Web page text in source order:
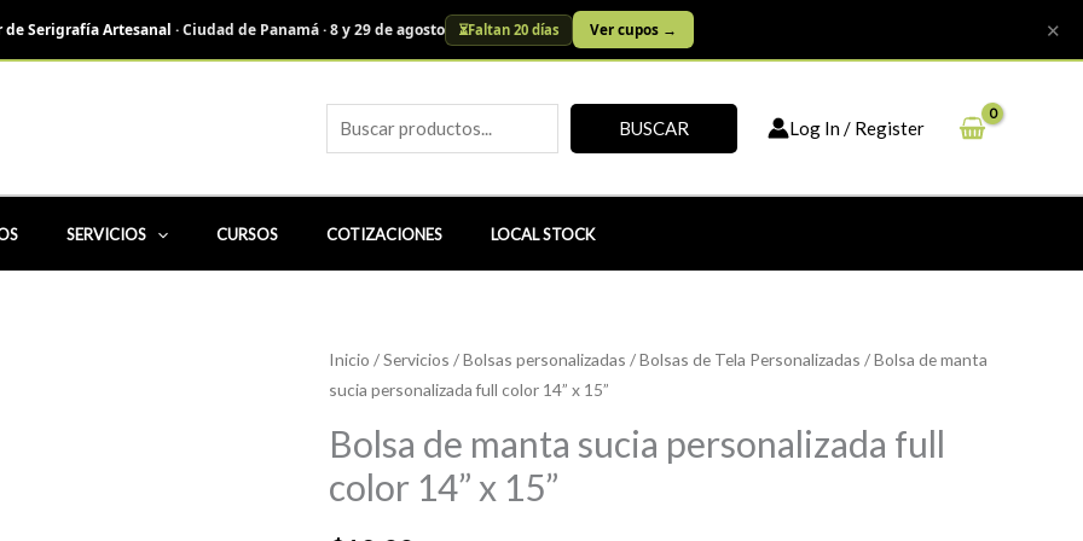
Buscar BUSCAR Log In / Register
SERVICIOS CURSOS COTIZACIONES LOCAL STOCK
Inicio /Servicios /Bolsas personalizadas /Bolsas de Tela Personalizadas / Bolsa de manta
sucia personalizada full color 14” x 15”
Bolsa de manta sucia personalizada full
color 14” x 15”
de Serigrafía Artesanal · Ciudad de Panamá · 8 y 29 de agosto ⏳Faltan 20 días Ver cupos → ✕